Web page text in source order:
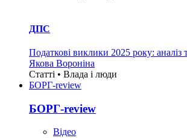
ДПС
Податкові виклики 2025 року: аналіз
Якова Вороніна
Статті • Влада i люди
БОРГ-review
БОРГ-review
Вiдео